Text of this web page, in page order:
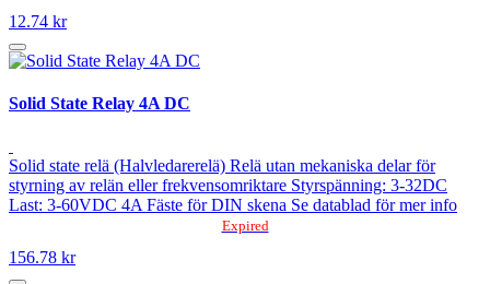
12.74 kr
Solid State Relay 4A DC
Solid state relä (Halvledarerelä) Relä utan mekaniska delar för
styrning av relän eller frekvensomriktare Styrspänning: 3-32DC
Last: 3-60VDC 4A Fäste för DIN skena Se datablad för mer info
Expired
156.78 kr